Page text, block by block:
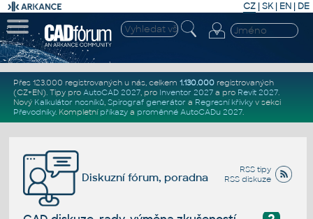
CZ | SK| EN | DE
Přes 123.000 registrovaných u nás, celkem 1.130.000registrovaných
(CZ+EN). Tipy pro AutoCAD 2027, pro Inventor 2027a pro Revit 2027.
Nový Kalkulátor nosníků, Spirograf generátor a Regresní křivkyv sekci
Převodníky. Kompletní příkazya proměnné AutoCADu 2027.
RSS tipy
RSS diskuze
Diskuzní fórum, poradna